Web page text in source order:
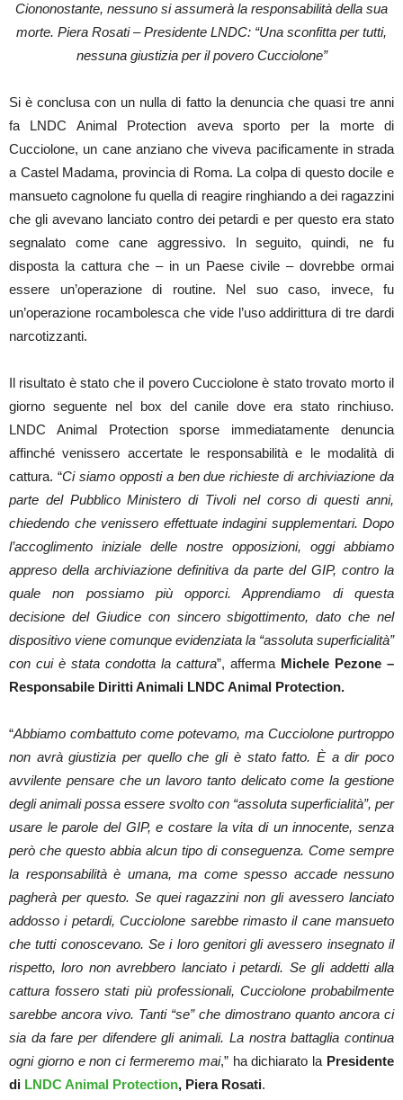
Ciononostante, nessuno si assumerà la responsabilità della sua
morte. Piera Rosati – Presidente LNDC: “Una sconfitta per tutti,
nessuna giustizia per il povero Cucciolone”
Si è conclusa con un nulla di fatto la denuncia che quasi tre anni
fa LNDC Animal Protection aveva sporto per la morte di
Cucciolone, un cane anziano che viveva pacificamente in strada
a Castel Madama, provincia di Roma. La colpa di questo docile e
mansueto cagnolone fu quella di reagire ringhiando a dei ragazzini
che gli avevano lanciato contro dei petardi e per questo era stato
segnalato come cane aggressivo. In seguito, quindi, ne fu
disposta la cattura che – in un Paese civile – dovrebbe ormai
essere un’operazione di routine. Nel suo caso, invece, fu
un’operazione rocambolesca che vide l’uso addirittura di tre dardi
narcotizzanti.
Il risultato è stato che il povero Cucciolone è stato trovato morto il
giorno seguente nel box del canile dove era stato rinchiuso.
LNDC Animal Protection sporse immediatamente denuncia
affinché venissero accertate le responsabilità e le modalità di
cattura. “Ci siamo opposti a ben due richieste di archiviazione da
parte del Pubblico Ministero di Tivoli nel corso di questi anni,
chiedendo che venissero effettuate indagini supplementari. Dopo
l’accoglimento iniziale delle nostre opposizioni, oggi abbiamo
appreso della archiviazione definitiva da parte del GIP, contro la
quale non possiamo più opporci. Apprendiamo di questa
decisione del Giudice con sincero sbigottimento, dato che nel
dispositivo viene comunque evidenziata la “assoluta superficialità”
con cui è stata condotta la cattura”, afferma Michele Pezone –
Responsabile Diritti Animali LNDC Animal Protection.
“Abbiamo combattuto come potevamo, ma Cucciolone purtroppo
non avrà giustizia per quello che gli è stato fatto. È a dir poco
avvilente pensare che un lavoro tanto delicato come la gestione
degli animali possa essere svolto con “assoluta superficialità”, per
usare le parole del GIP, e costare la vita di un innocente, senza
però che questo abbia alcun tipo di conseguenza. Come sempre
la responsabilità è umana, ma come spesso accade nessuno
pagherà per questo. Se quei ragazzini non gli avessero lanciato
addosso i petardi, Cucciolone sarebbe rimasto il cane mansueto
che tutti conoscevano. Se i loro genitori gli avessero insegnato il
rispetto, loro non avrebbero lanciato i petardi. Se gli addetti alla
cattura fossero stati più professionali, Cucciolone probabilmente
sarebbe ancora vivo. Tanti “se” che dimostrano quanto ancora ci
sia da fare per difendere gli animali. La nostra battaglia continua
ogni giorno e non ci fermeremo mai,” ha dichiarato la Presidente
di LNDC Animal Protection, Piera Rosati.